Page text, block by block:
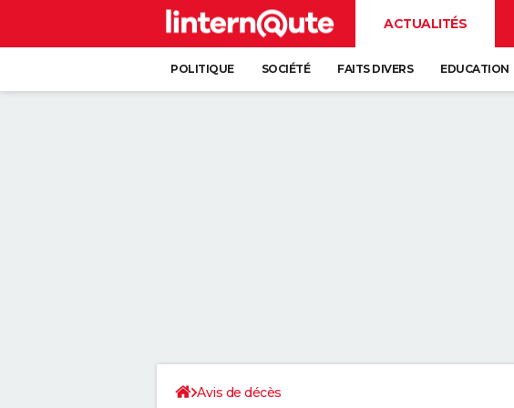
ACTUALITÉS
POLITIQUE SOCIÉTÉ FAITS DIVERS EDUCATION
Avis de décès